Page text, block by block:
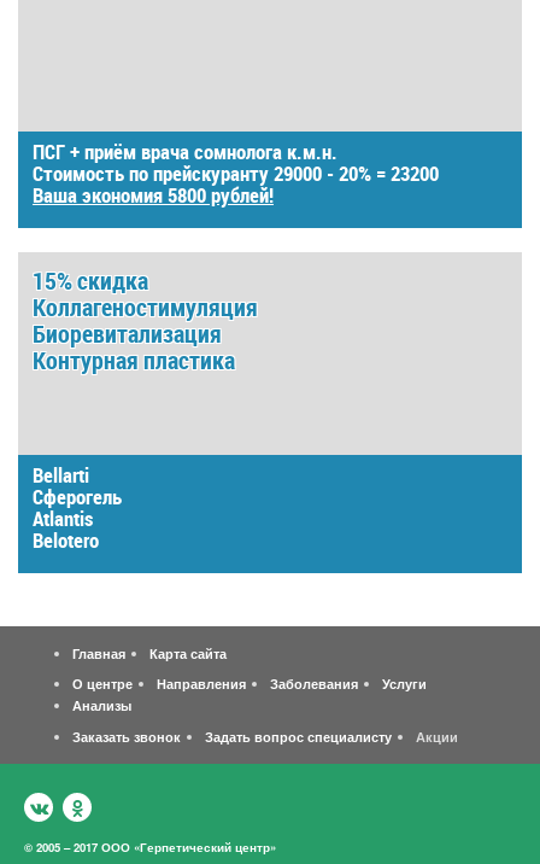
ПСГ + приём врача сомнолога к.м.н.
Стоимость по прейскуранту 29000 - 20% = 23200
Ваша экономия 5800 рублей!
15% скидка
Коллагеностимуляция
Биоревитализация
Контурная пластика
Bellarti
Сферогель
Atlantis
Belotero
Главная
Карта сайта
О центре
Направления Заболевания
Услуги
Анализы
Заказать звонок
Задать вопрос специалисту Акции
© 2005 – 2017 ООО «Герпетический центр»